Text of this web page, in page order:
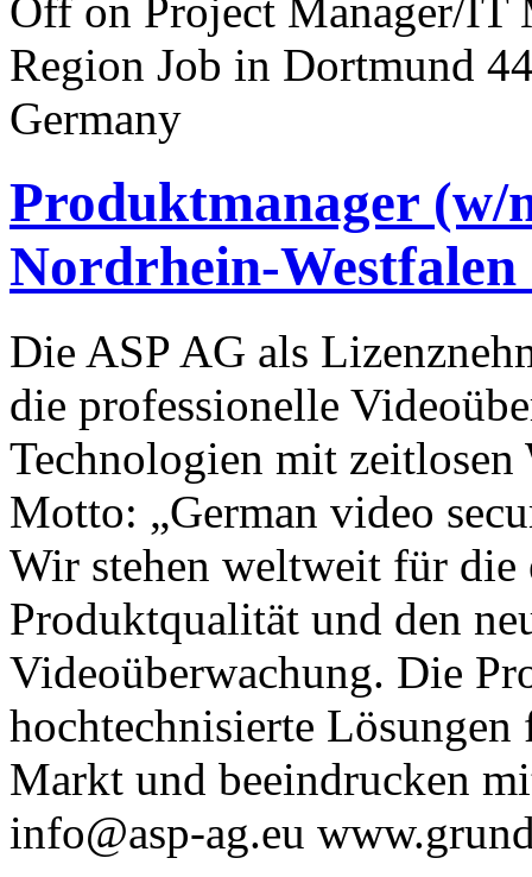
Off on Project Manager/IT
Region Job in Dortmund
Germany
Produktmanager
Nordrhein-
Die ASP AG als
die professionelle
Technologien mit zeitlosen
Motto: „German video
Wir stehen weltweit für die
Produktqualität und den
Videoüberwachung. Die
hochtechnisierte
Markt und beeindrucken
info@asp-ag.eu